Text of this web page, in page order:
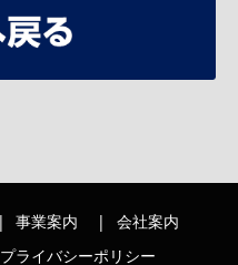
事業案内
会社案内
プライバシーポリシー